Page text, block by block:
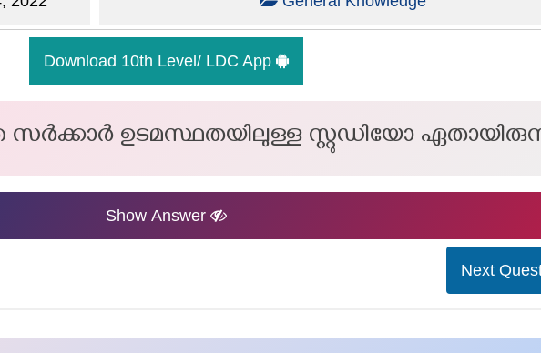
Download 10th Level/ LDC App
ഉടമസ്ഥതയിലുള്ള സ്റ്റുഡിയോ
Show Answer
Next